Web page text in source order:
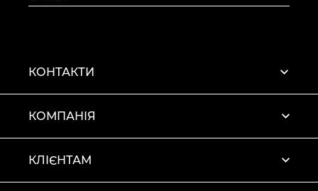
КОНТАКТИ
КОМПАНІЯ
КЛІЄНТАМ